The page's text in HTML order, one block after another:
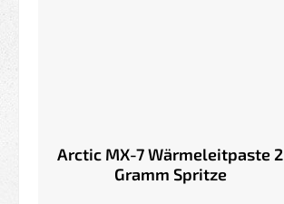
Arctic MX-7 Wärmeleitpaste 2
Gramm Spritze